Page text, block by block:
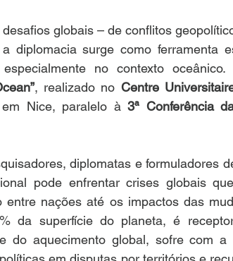
globais – de conflitos
diplomacia surge como ferramenta
, realizado no Centre
Nice, paralelo à 3ª Conferência
diplomatas e formuladores
pode enfrentar crises globais
entre nações até os impactos das
da superfície do planeta, é
do aquecimento global, sofre com